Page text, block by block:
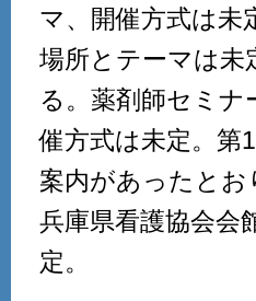
マ、開催方式は未
場所とテーマは未
る。薬剤師セミナ
催方式は未定。第
案内があったとお
兵庫県看護協会会
定。